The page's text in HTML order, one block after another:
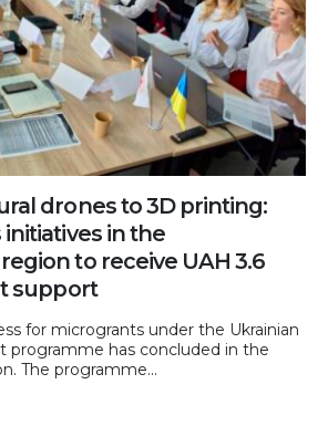
drones to 3D printing:
in the
to receive UAH 3.6
support
for microgrants under the Ukrainian
programme has concluded in the
The programme...